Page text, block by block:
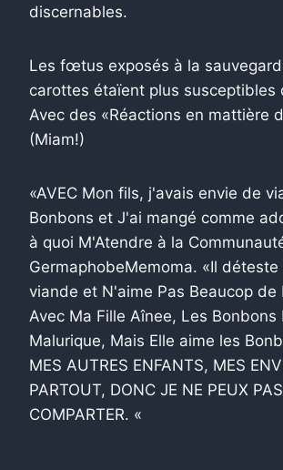
discernables.
Les fœtus exposés à la
carottes étaïent plus susceptibles
Avec des «Réactions en mattière
(Miam!)
«AVEC Mon fils, j'avais envie de
Bonbons et J'ai mangé comme
à quoi M'Atendre à la
GermaphobeMemoma. «Il
viande et N'aime Pas Beaucop de
Avec Ma Fille Aînee, Les Bonbons
Malurique, Mais Elle aime les
MES AUTRES ENFANTS, MES
PARTOUT, DONC JE NE PEUX PAS
COMPARTER. «